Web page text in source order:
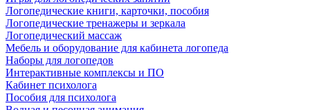
Логопедические книги, карточки, пособия
Логопедические тренажеры и зеркала
Логопедический массаж
Мебель и оборудование для кабинета логопеда
Наборы для логопедов
Интерактивные комплексы и ПО
Кабинет психолога
Пособия для психолога